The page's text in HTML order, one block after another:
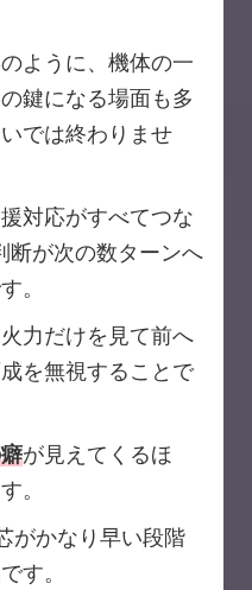
ように、機体の一
鍵になる場面も多
では終わりませ
対応がすべてつな
断が次の数ターンへ
。
力だけを見て前へ
を無視することで
が見えてくるほ
。
がかなり早い段階
す。